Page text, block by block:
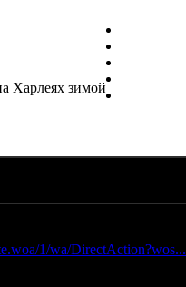
Харлеях зимой
1/wa/DirectAction?wos...